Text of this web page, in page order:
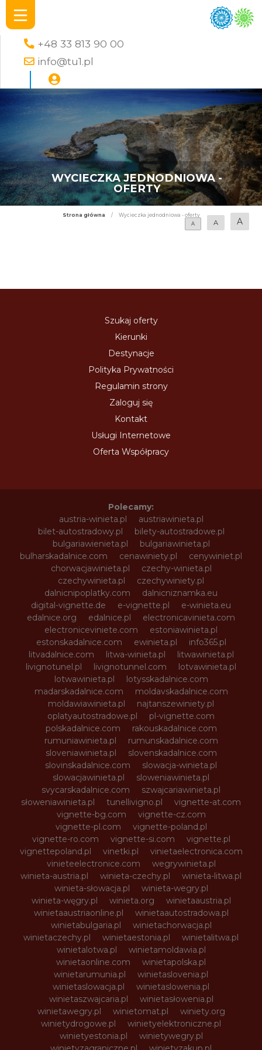
+48 33 813 90 00
info@tu1.pl
WYCIECZKA JEDNODNIOWA -
OFERTY
Strona główna /
Wycieczka jednodniowa - oferty
A
A A
Szukaj oferty
Kierunki
Destynacje
Polityka Prywatności
Regulamin strony
Zaloguj się
Kontakt
Usługi Internetowe
Oferta Współpracy
Polecamy:
austria-winieta.pl
austriawinieta.pl
bilet-autostradowy.pl
bilety-autostradowe.pl
bulgariawienieta.pl
bulgariawinieta.pl
bulharskadalnice.com
cenawiniety.pl
cenywiniet.pl
chorwacjawinieta.pl
czechy-winieta.pl
czechywinieta.pl
czechywiniety.pl
dalnicnipoplatky.com
dalnicniznamka.eu
digital-vignette.de
e-vignette.pl
e-winieta.eu
edalnice.org
edalnice.pl
electronicavinieta.com
electroniceviniete.com
estoniawinieta.pl
estonskadalnice.com
ewinieta.pl
info365.pl
litvadalnice.com
litwa-winieta.pl
litwawinieta.pl
livignotunel.pl
livignotunnel.com
lotvawinieta.pl
lotwawinieta.pl
lotysskadalnice.com
madarskadalnice.com
moldavskadalnice.com
moldawiawinieta.pl
najtanszewiniety.pl
oplatyautostradowe.pl
pl-vignette.com
polskadalnice.com
rakouskadalnice.com
rumuniawinieta.pl
rumunskadalnice.com
sloveniawinieta.pl
slovenskadalnice.com
slovinskadalnice.com
slowacja-winieta.pl
slowacjawinieta.pl
sloweniawinieta.pl
svycarskadalnice.com
szwajcariawinieta.pl
słoweniawinieta.pl
tunellivigno.pl
vignette-at.com
vignette-bg.com
vignette-cz.com
vignette-pl.com
vignette-poland.pl
vignette-ro.com
vignette-si.com
vignette.pl
vignettepoland.pl
vinetki.pl
vinietaelectronica.com
vinieteelectronice.com
wegrywinieta.pl
winieta-austria.pl
winieta-czechy.pl
winieta-litwa.pl
winieta-słowacja.pl
winieta-wegry.pl
winieta-węgry.pl
winieta.org
winietaaustria.pl
winietaaustriaonline.pl
winietaautostradowa.pl
winietabulgaria.pl
winietachorwacja.pl
winietaczechy.pl
winietaestonia.pl
winietalitwa.pl
winietalotwa.pl
winietamoldawia.pl
winietaonline.com
winietapolska.pl
winietarumunia.pl
winietaslovenia.pl
winietaslowacja.pl
winietaslowenia.pl
winietaszwajcaria.pl
winietasłowenia.pl
winietawegry.pl
winietomat.pl
winiety.org
winietydrogowe.pl
winietyelektroniczne.pl
winietyestonia.pl
winietywegry.pl